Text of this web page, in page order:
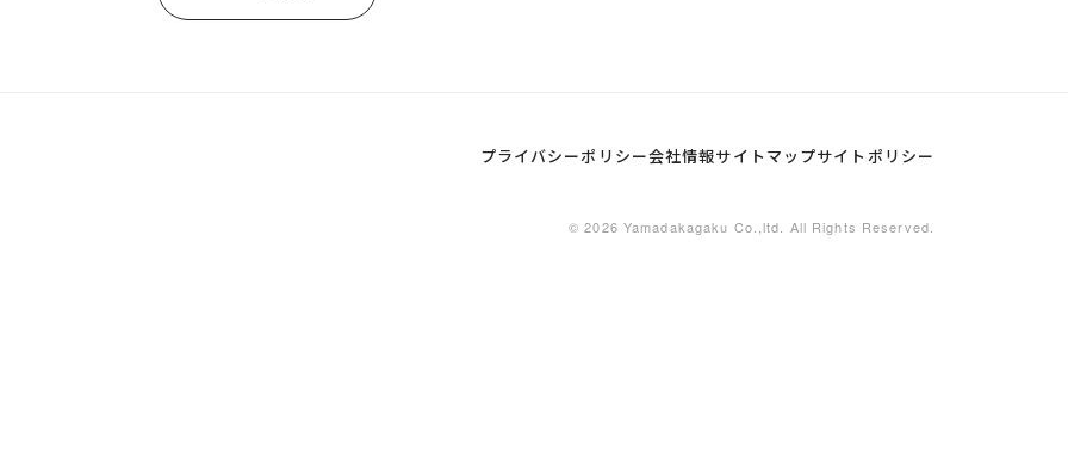
プライバシーポリシー会社情報サイトマップサイトポリシー
© 2026 Yamadakagaku Co.,ltd. All Rights Reserved.